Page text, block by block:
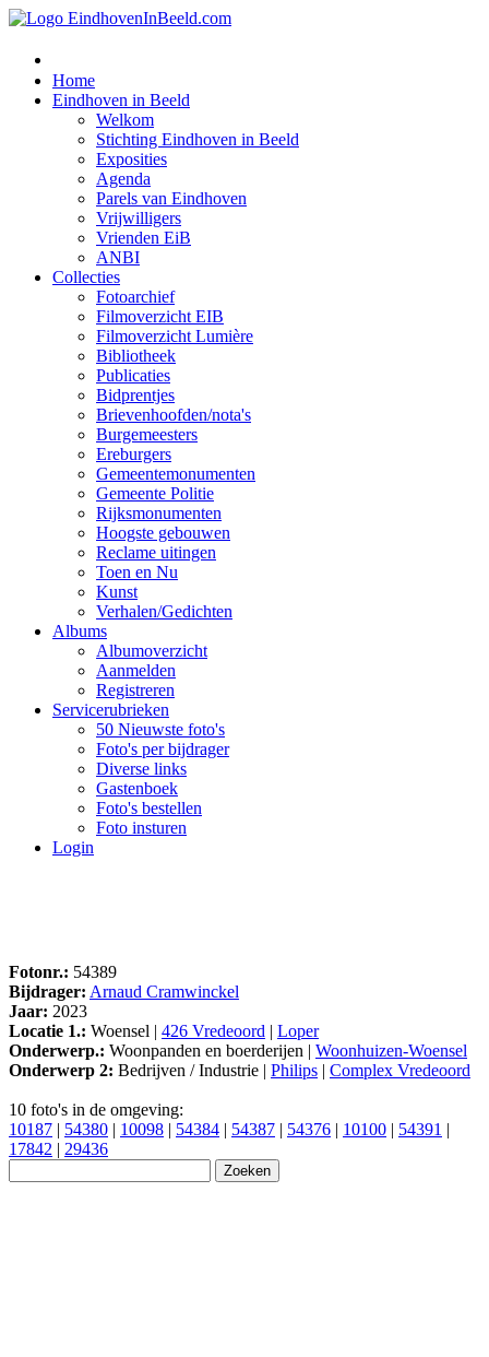
Home
Eindhoven in Beeld
Welkom
Stichting Eindhoven in Beeld
Exposities
Agenda
Parels van Eindhoven
Vrijwilligers
Vrienden EiB
ANBI
Collecties
Fotoarchief
Filmoverzicht EIB
Filmoverzicht Lumière
Bibliotheek
Publicaties
Bidprentjes
Brievenhoofden/nota's
Burgemeesters
Ereburgers
Gemeentemonumenten
Gemeente Politie
Rijksmonumenten
Hoogste gebouwen
Reclame uitingen
Toen en Nu
Kunst
Verhalen/Gedichten
Albums
Albumoverzicht
Aanmelden
Registreren
Servicerubrieken
50 Nieuwste foto's
Foto's per bijdrager
Diverse links
Gastenboek
Foto's bestellen
Foto insturen
Login
Fotonr.: 54389
Bijdrager: Arnaud Cramwinckel
Jaar: 2023
Locatie 1.: Woensel | 426 Vredeoord | Loper
Onderwerp.: Woonpanden en boerderijen | Woonhuizen-Woensel
Onderwerp 2: Bedrijven / Industrie | Philips | Complex Vredeoord
10 foto's in de omgeving:
10187 | 54380 | 10098 | 54384 | 54387 | 54376 | 10100 | 54391 |
17842 | 29436